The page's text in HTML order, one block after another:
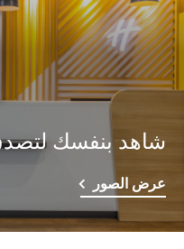
شاهد بنفسك
عرض الصور